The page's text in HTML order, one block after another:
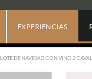
EXPERIENCIAS
LOTE DE NAVIDAD CON VINO 2